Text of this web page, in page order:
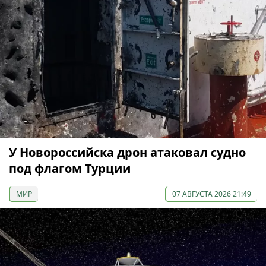
У Новороссийска дрон атаковал судно
под флагом Турции
МИР 07 АВГУСТА 2026 21:49